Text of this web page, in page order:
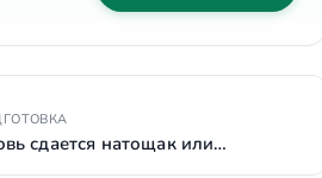
сдается натощак или…